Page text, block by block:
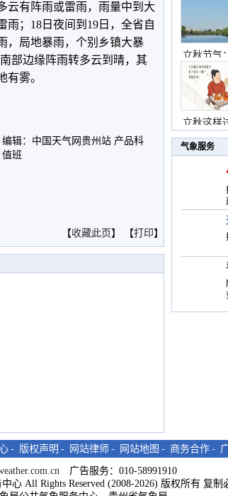
云有阵雨或雷雨，雨量中到大
雨；18日夜间到19日，全省自
，局地暴雨，个别乡镇大暴
部边缘阵雨转多云到晴，其
雾。
编辑：中国天气网贵州站 产品科
值班
【收藏此页 】 【打印】
立秋节气
立秋这样
气象服务
- 版权声明 - 网站律师 - 网站地图 - 商务合作 -
广告服务：010-58991910
心 All Rights Reserved (2008-2026) 版权所有 复制